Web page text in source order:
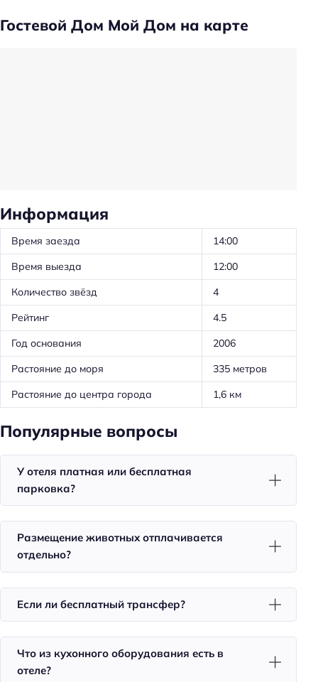
Прокат: велосипедов
Автоматы со снэками
Обслуживание номеров
Ускоренная регистрация заезда/отъезда
Проживание с животными
Оборудование для кухни: посуда
Оборудование для кухни: плита
Оборудование для кухни: микроволновка
Оборудование для кухни: чайник
Удобства в номерах
Кухня/кухонный уголок в номере
Стиральная машина
Чай/кофе в номерах
Номера для некурящих
Совмещённые номера
Телевизор в номере
Холодильник
Гостевой Дом Мой Дом на карте
Информация
Время заезда
14:00
Время выезда
12:00
Количество звёзд
4
Рейтинг
4.5
Год основания
2006
Растояние до моря
335 метров
Растояние до центра города
1,6 км
Популярные вопросы
У отеля платная или бесплатная
парковка?
Размещение животных отплачивается
отдельно?
Если ли бесплатный трансфер?
Что из кухонного оборудования есть в
отеле?